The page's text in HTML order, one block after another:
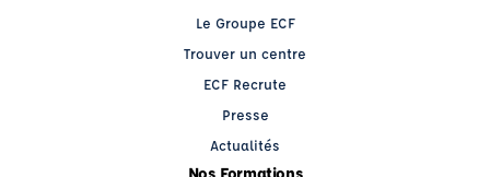
Le Groupe ECF
Trouver un centre
ECF Recrute
Presse
Actualités